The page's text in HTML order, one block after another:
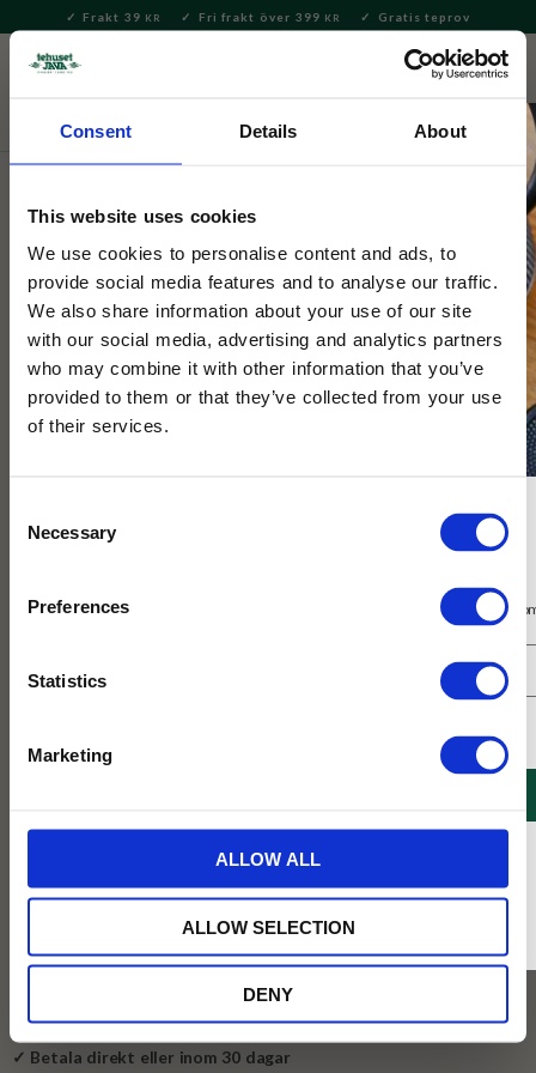
Consent Details About
This website uses cookies
We use cookies to personalise content and ads, to
provide social media features and to analyse our traffic.
We also share information about your use of our site
with our social media, advertising and analytics partners
who may combine it with other information that you’ve
provided to them or that they’ve collected from your use
of their services.
Selection
Necessary
Preferences
Statistics
Marketing
ALLOW ALL
ALLOW SELECTION
DENY
Meny
Frakt 39 KR Fri frakt över 399 KR Gratis teprov
Delikatesser Kakor & Konfektyr
Bräutigams
Pralinask 8 bitar
​8 st handgjorda chokladpraliner i lyxig chokladask. Kommer i
smakerna mörk choklad, havssalt, apelsin och päroncognac.
✓ Fri frakt över 399 kr
✓ Betala direkt eller inom 30 dagar
Få 10% rabatt på ditt första köp på nätet och ta del av erbjudanden året
* Rabatten gäller endast online på Tehusetjava.se. Rabatten fungerar endast på